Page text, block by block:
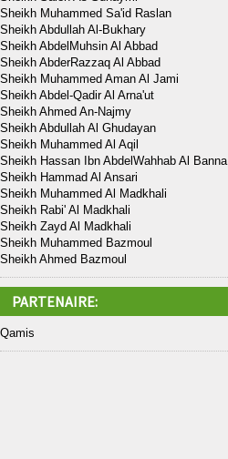
Sheikh Muhammed Sa'id Raslan
Sheikh Abdullah Al-Bukhary
Sheikh AbdelMuhsin Al Abbad
Sheikh AbderRazzaq Al Abbad
Sheikh Muhammed Aman Al Jami
Sheikh Abdel-Qadir Al Arna'ut
Sheikh Ahmed An-Najmy
Sheikh Abdullah Al Ghudayan
Sheikh Muhammed Al Aqil
Sheikh Hassan Ibn AbdelWahhab Al Banna
Sheikh Hammad Al Ansari
Sheikh Muhammed Al Madkhali
Sheikh Rabi' Al Madkhali
Sheikh Zayd Al Madkhali
Sheikh Muhammed Bazmoul
Sheikh Ahmed Bazmoul
PARTENAIRE:
Qamis